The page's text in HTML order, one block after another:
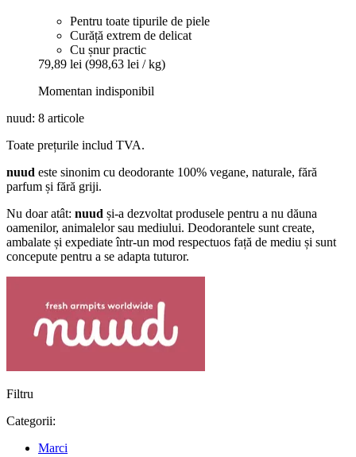
Pentru toate tipurile de piele
Curăță extrem de delicat
Cu șnur practic
79,89 lei (998,63 lei / kg)
Momentan indisponibil
nuud: 8 articole
Toate prețurile includ TVA.
nuud este sinonim cu deodorante 100% vegane, naturale, fără
parfum și fără griji.
Nu doar atât: nuud și-a dezvoltat produsele pentru a nu dăuna
oamenilor, animalelor sau mediului. Deodorantele sunt create,
ambalate și expediate într-un mod respectuos față de mediu și sunt
concepute pentru a se adapta tuturor.
Filtru
Categorii:
Marci